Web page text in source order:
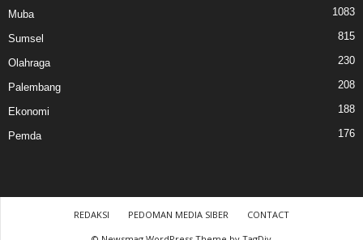
Muba 1083
Sumsel 815
Olahraga 230
Palembang 208
Ekonomi 188
Pemda 176
REDAKSI PEDOMAN MEDIA SIBER
CONTACT